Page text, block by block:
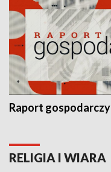
Raport gospodarczy
RELIGIA I WIARA